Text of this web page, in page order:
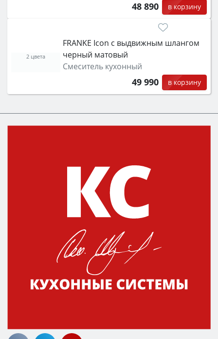
48 890 в корзину
FRANKE Icon с выдвижным шлангом
черный матовый
Смеситель кухонный
49 990 в корзину
2 цвета